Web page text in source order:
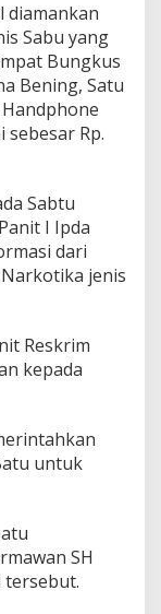
diamankan
Sabu yang
Bungkus
Bening, Satu
sebesar Rp.
Sabtu
I Ipda
dari
jenis
Reskrim
kepada
untuk
SH